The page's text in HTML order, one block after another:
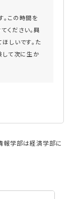
この時間を
ください。興
しいです。た
して次に生か
報学部は経済学部に